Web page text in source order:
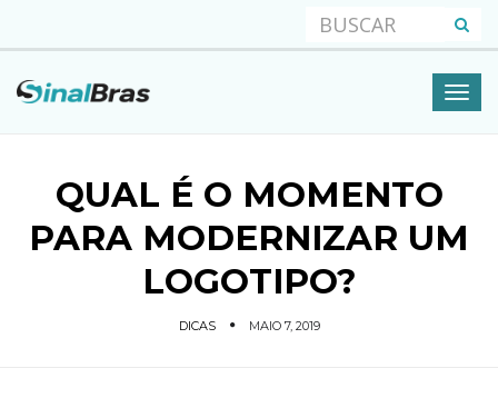
QUAL É O MOMENTO
PARA MODERNIZAR UM
LOGOTIPO?
DICAS MAIO 7, 2019